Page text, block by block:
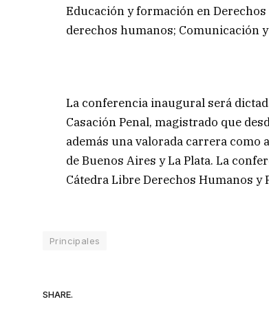
Educación y formación en
derechos humanos; Comunicación
La conferencia inaugural será
Casación Penal, magistrado que
además una valorada carrera como
de Buenos Aires y La Plata. La
Cátedra Libre Derechos Humanos y
Principales
SHARE.